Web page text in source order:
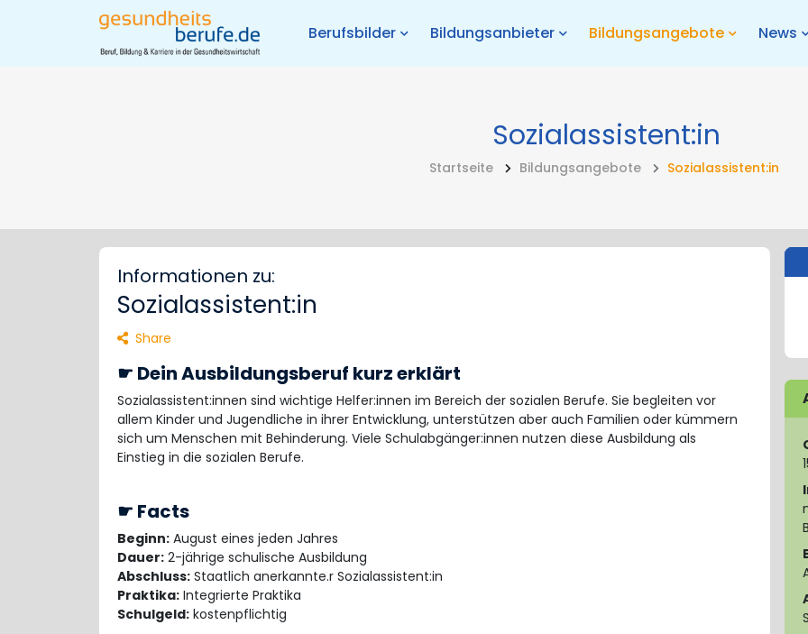
Berufsbilder Bildungsanbieter Bildungsangebote News
Sozialassistent:in
Startseite Bildungsangebote Sozialassistent:in
Informationen zu:
Sozialassistent:in
Share
☛ Dein Ausbildungsberuf kurz erklärt
Sozialassistent:innen sind wichtige Helfer:innen im Bereich der sozialen Berufe. Sie begleiten vor
allem Kinder und Jugendliche in ihrer Entwicklung, unterstützen aber auch Familien oder kümmern
sich um Menschen mit Behinderung. Viele Schulabgänger:innen nutzen diese Ausbildung als
Einstieg in die sozialen Berufe.
☛ Facts
Beginn: August eines jeden Jahres
Dauer: 2-jährige schulische Ausbildung
Abschluss: Staatlich anerkannte.r Sozialassistent:in
Praktika: Integrierte Praktika
Schulgeld: kostenpflichtig